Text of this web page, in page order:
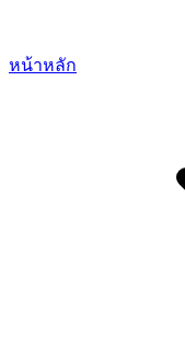
หน้าหลัก